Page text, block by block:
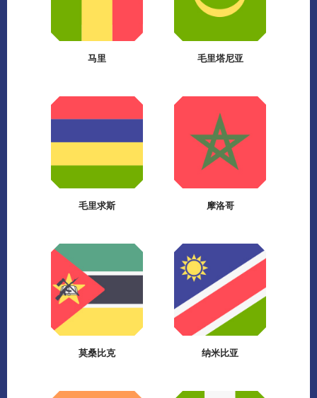
马里 毛里塔尼亚
毛里求斯 摩洛哥
莫桑比克 纳米比亚